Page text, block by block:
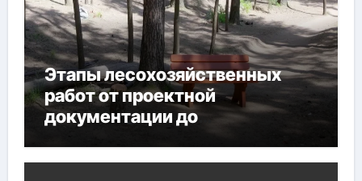
Этапы лесохозяйственных
работ от проектной
документации до
мероприятий и обустройства